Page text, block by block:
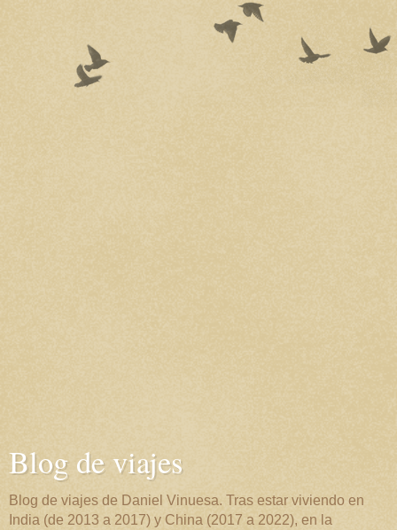
Blog de viajes
Blog de viajes de Daniel Vinuesa. Tras estar viviendo en
India (de 2013 a 2017) y China (2017 a 2022), en la